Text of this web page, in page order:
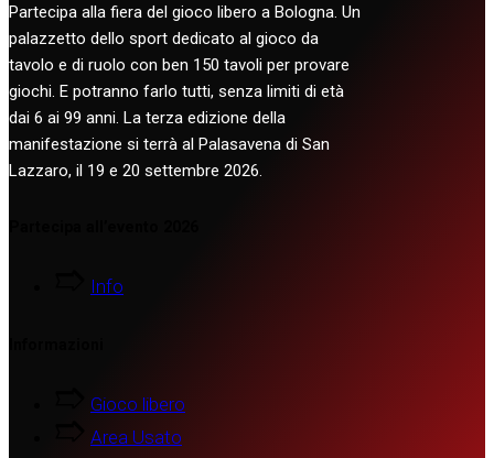
Partecipa alla fiera del gioco libero a Bologna. Un
palazzetto dello sport dedicato al gioco da
tavolo e di ruolo con ben 150 tavoli per provare
giochi. E potranno farlo tutti, senza limiti di età
dai 6 ai 99 anni. La terza edizione della
manifestazione si terrà al Palasavena di San
Lazzaro, il 19 e 20 settembre 2026.
Info
Gioco libero
Area Usato